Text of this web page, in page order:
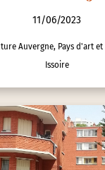
11/06/2023
Auvergne, Pays d'art
Issoire